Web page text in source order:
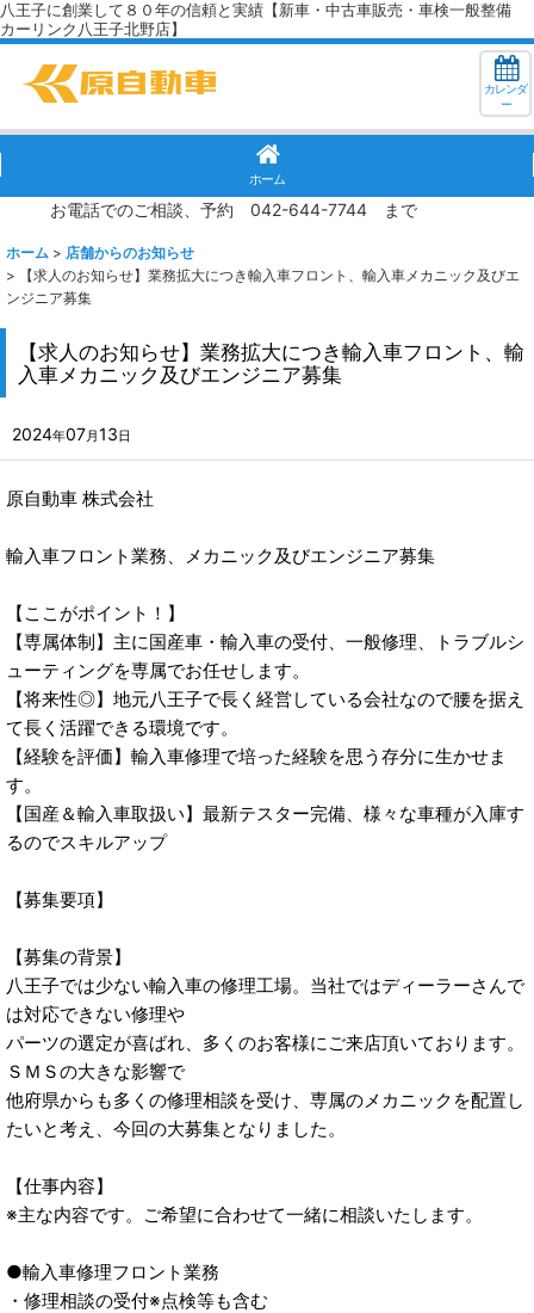
八王子に創業して８０年の信頼と実績【新車・中古車販売・車検一般整備
カーリンク八王子北野店】
カレンダ
ー
ホーム
お電話でのご相談、予約 042-644-7744 まで
ホーム > 店舗からのお知らせ
>
【求人のお知らせ】業務拡大につき輸入車フロント、輸入車メカニック及びエ
ンジニア募集
【求人のお知らせ】業務拡大につき輸入車フロント、輸
入車メカニック及びエンジニア募集
2024年07月13日
原自動車 株式会社
輸入車フロント業務、メカニック及びエンジニア募集
【ここがポイント！】
【専属体制】主に国産車・輸入車の受付、一般修理、トラブルシ
ューティングを専属でお任せします。
【将来性◎】地元八王子で長く経営している会社なので腰を据え
て長く活躍できる環境です。
【経験を評価】輸入車修理で培った経験を思う存分に生かせま
す。
【国産＆輸入車取扱い】最新テスター完備、様々な車種が入庫す
るのでスキルアップ
【募集要項】
【募集の背景】
八王子では少ない輸入車の修理工場。当社ではディーラーさんで
は対応できない修理や
パーツの選定が喜ばれ、多くのお客様にご来店頂いております。
ＳＭＳの大きな影響で
他府県からも多くの修理相談を受け、専属のメカニックを配置し
たいと考え、今回の大募集となりました。
【仕事内容】
※主な内容です。ご希望に合わせて一緒に相談いたします。
●輸入車修理フロント業務
・修理相談の受付※点検等も含む